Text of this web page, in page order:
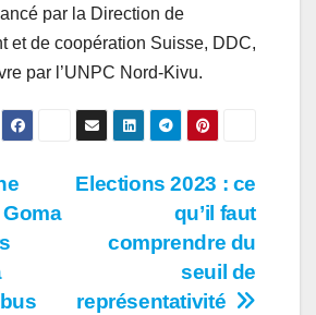
par la Direction de
et de coopération Suisse, DDC,
par l’UNPC Nord-Kivu.
Elections 2023 : ce
qu’il faut
comprendre du
seuil de
représentativité